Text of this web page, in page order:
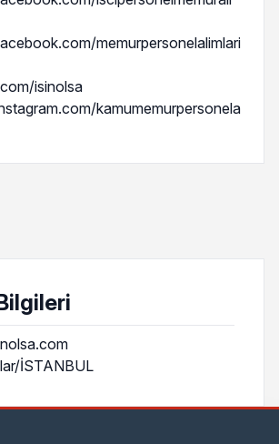
memurpersonelalimlari
isinolsa
kamumemurpersonela
İSTANBUL